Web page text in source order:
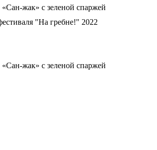
жак» с зеленой спаржей
"На гребне!" 2022
жак» с зеленой спаржей